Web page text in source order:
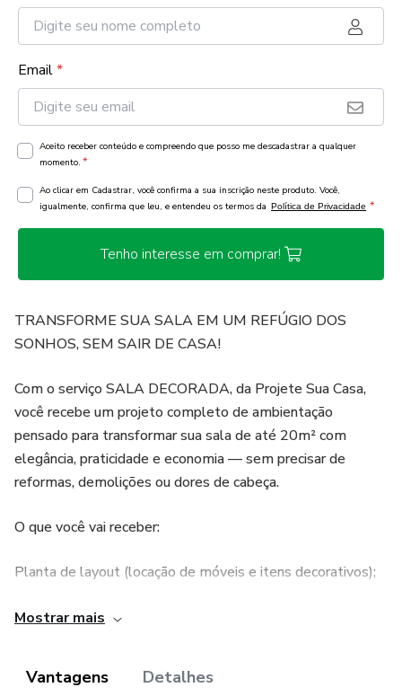
Email*
Aceito receber conteúdo e compreendo que posso me descadastrar a qualquer
momento. *
Ao clicar em Cadastrar, você confirma a sua inscrição neste produto. Você,
igualmente, confirma que leu, e entendeu os termos da Política de Privacidade *
Tenho interesse em comprar!
TRANSFORME SUA SALA EM UM REFÚGIO DOS
SONHOS, SEM SAIR DE CASA!
Com o serviço SALA DECORADA, da Projete Sua Casa,
você recebe um projeto completo de ambientação
pensado para transformar sua sala de até 20m² com
elegância, praticidade e economia — sem precisar de
reformas, demolições ou dores de cabeça.
O que você vai receber:
Planta de layout (locação de móveis e itens decorativos);
3 imagens 3D realistas do ambiente, para visualizar antes
Lista de compras com links de produtos em sites
Mostrar mais
Vantagens Detalhes